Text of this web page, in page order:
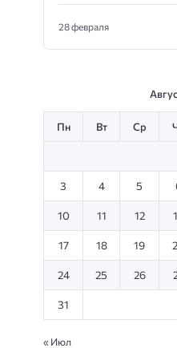
28 февраля
Пн Вт Ср
3 4 5
10 11 12
17 18 19
24 25 26
31
« Июл